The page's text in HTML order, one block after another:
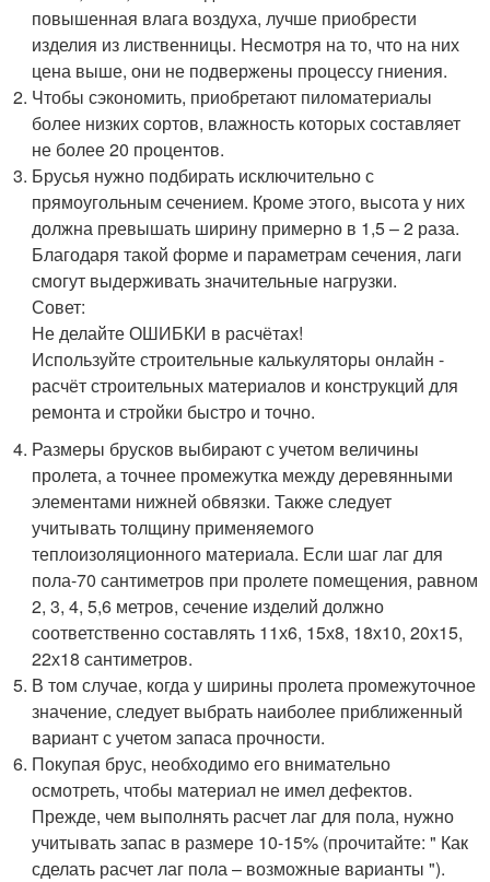
повышенная влага воздуха, лучше приобрести
изделия из лиственницы. Несмотря на то, что на них
цена выше, они не подвержены процессу гниения.
Чтобы сэкономить, приобретают пиломатериалы
более низких сортов, влажность которых составляет
не более 20 процентов.
Брусья нужно подбирать исключительно с
прямоугольным сечением. Кроме этого, высота у них
должна превышать ширину примерно в 1,5 – 2 раза.
Благодаря такой форме и параметрам сечения, лаги
смогут выдерживать значительные нагрузки.
Совет:
Не делайте ОШИБКИ в расчётах!
Используйте строительные калькуляторы онлайн -
расчёт строительных материалов и конструкций для
ремонта и стройки быстро и точно.
Размеры брусков выбирают с учетом величины
пролета, а точнее промежутка между деревянными
элементами нижней обвязки. Также следует
учитывать толщину применяемого
теплоизоляционного материала. Если шаг лаг для
пола-70 сантиметров при пролете помещения, равном
2, 3, 4, 5,6 метров, сечение изделий должно
соответственно составлять 11х6, 15х8, 18х10, 20х15,
22х18 сантиметров.
В том случае, когда у ширины пролета промежуточное
значение, следует выбрать наиболее приближенный
вариант с учетом запаса прочности.
Покупая брус, необходимо его внимательно
осмотреть, чтобы материал не имел дефектов.
Прежде, чем выполнять расчет лаг для пола, нужно
учитывать запас в размере 10-15% (прочитайте: " Как
сделать расчет лаг пола – возможные варианты ").